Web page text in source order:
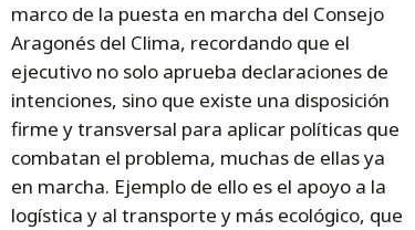
marco de la puesta en marcha del Consejo
Aragonés del Clima, recordando que el
ejecutivo no solo aprueba declaraciones de
intenciones, sino que existe una disposición
firme y transversal para aplicar políticas que
combatan el problema, muchas de ellas ya
en marcha. Ejemplo de ello es el apoyo a la
logística y al transporte y más ecológico, que